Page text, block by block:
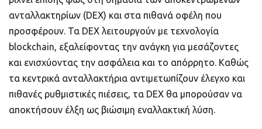
ανταλλακτηρίων (DEX) και στα πιθανά οφέλη που
προσφέρουν. Τα DEX λειτουργούν με τεχνολογία
blockchain, εξαλείφοντας την ανάγκη για μεσάζοντες
και ενισχύοντας την ασφάλεια και το απόρρητο. Καθώς
τα κεντρικά ανταλλακτήρια αντιμετωπίζουν έλεγχο και
πιθανές ρυθμιστικές πιέσεις, τα DEX θα μπορούσαν να
αποκτήσουν έλξη ως βιώσιμη εναλλακτική λύση.